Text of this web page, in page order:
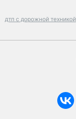
дтп с дорожной техникой